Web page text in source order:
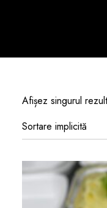
Afișez singurul